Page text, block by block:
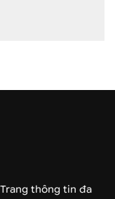
thông tin đa